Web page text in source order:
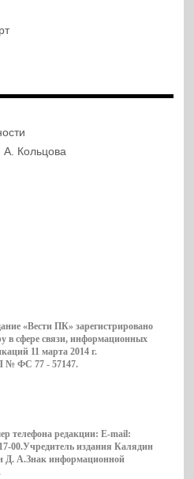
А. Кольцова
«Вести ПК» зарегистрировано
в сфере связи, информационных
11 марта 2014 г.
№ ФС 77 - 57147.
телефона редакции: E-mail:
00.Учредитель издания Калядин
Д. А.Знак информационной